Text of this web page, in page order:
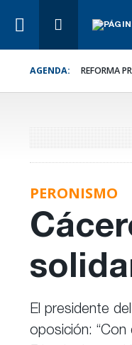
AGENDA: REFORMA
PERONISMO
El presidente
oposición: “Con